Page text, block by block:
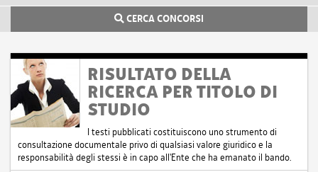
CERCA CONCORSI
RISULTATO DELLA
RICERCA PER TITOLO DI
STUDIO
I testi pubblicati costituiscono uno strumento di
consultazione documentale privo di qualsiasi valore giuridico e la
responsabilità degli stessi è in capo all'Ente che ha emanato il bando.